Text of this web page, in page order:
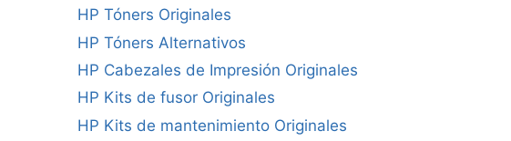
HP Tóners Originales
HP Tóners Alternativos
HP Cabezales de Impresión Originales
HP Kits de fusor Originales
HP Kits de mantenimiento Originales